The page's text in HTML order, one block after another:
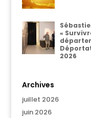
«
2026
Archives
juillet 2026
juin 2026